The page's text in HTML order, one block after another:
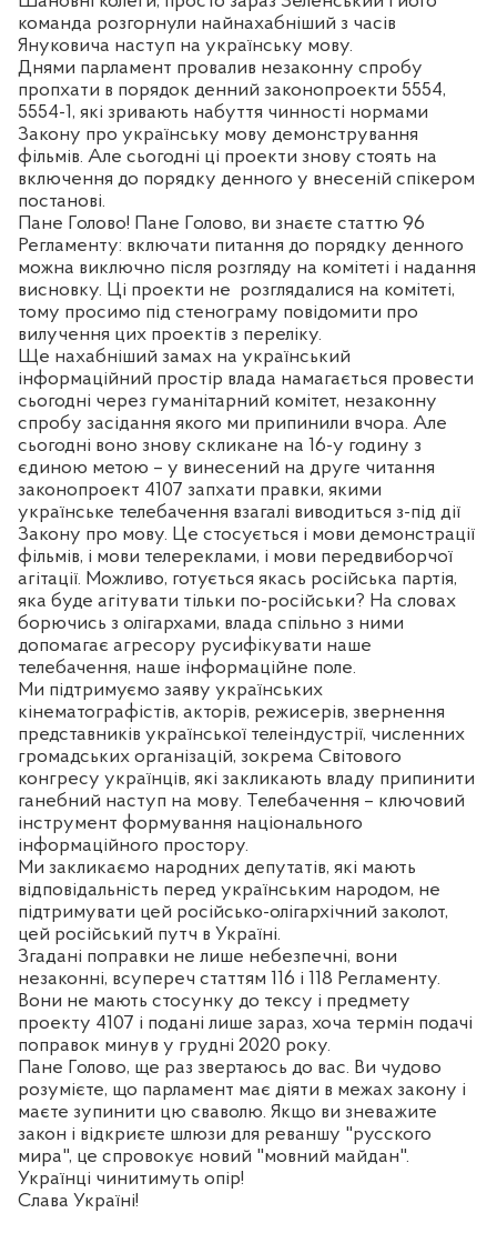
команда розгорнули найнахабніший з часів
Януковича наступ на українську мову.
Днями парламент провалив незаконну спробу
пропхати в порядок денний законопроекти 5554,
5554-1, які зривають набуття чинності нормами
Закону про українську мову демонстрування
фільмів. Але сьогодні ці проекти знову стоять на
включення до порядку денного у внесеній спікером
постанові.
Пане Голово! Пане Голово, ви знаєте статтю 96
Регламенту: включати питання до порядку денного
можна виключно після розгляду на комітеті і надання
висновку. Ці проекти не розглядалися на комітеті,
тому просимо під стенограму повідомити про
вилучення цих проектів з переліку.
Ще нахабніший замах на український
інформаційний простір влада намагається провести
сьогодні через гуманітарний комітет, незаконну
спробу засідання якого ми припинили вчора. Але
сьогодні воно знову скликане на 16-у годину з
єдиною метою – у винесений на друге читання
законопроект 4107 запхати правки, якими
українське телебачення взагалі виводиться з-під дії
Закону про мову. Це стосується і мови демонстрації
фільмів, і мови телереклами, і мови передвиборчої
агітації. Можливо, готується якась російська партія,
яка буде агітувати тільки по-російськи? На словах
борючись з олігархами, влада спільно з ними
допомагає агресору русифікувати наше
телебачення, наше інформаційне поле.
Ми підтримуємо заяву українських
кінематографістів, акторів, режисерів, звернення
представників української телеіндустрії, численних
громадських організацій, зокрема Світового
конгресу українців, які закликають владу припинити
ганебний наступ на мову. Телебачення – ключовий
інструмент формування національного
інформаційного простору.
Ми закликаємо народних депутатів, які мають
відповідальність перед українським народом, не
підтримувати цей російсько-олігархічний заколот,
цей російський путч в Україні.
Згадані поправки не лише небезпечні, вони
незаконні, всупереч статтям 116 і 118 Регламенту.
Вони не мають стосунку до тексу і предмету
проекту 4107 і подані лише зараз, хоча термін подачі
поправок минув у грудні 2020 року.
Пане Голово, ще раз звертаюсь до вас. Ви чудово
розумієте, що парламент має діяти в межах закону і
маєте зупинити цю сваволю. Якщо ви зневажите
закон і відкриєте шлюзи для реваншу "русского
мира", це спровокує новий "мовний майдан".
Українці чинитимуть опір!
Слава Україні!